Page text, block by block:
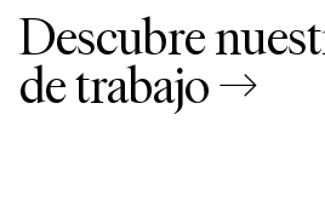
Descubre
de trabajo →